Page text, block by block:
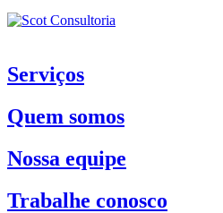
Serviços
Quem somos
Nossa equipe
Trabalhe conosco